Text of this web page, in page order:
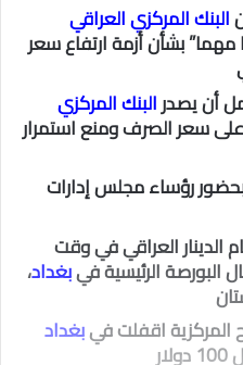
البنك المركزي العراقي
مهما” بشأن أزمة ارتفاع سعر
أن يصدرالبنك المركزي
سعر الصرف ومنع استمرار
رؤساء مجلس إدارات
الدينار العراقي في وقت
البورصة الرئيسية فيبغداد،
المركزية اقفلت فيبغداد